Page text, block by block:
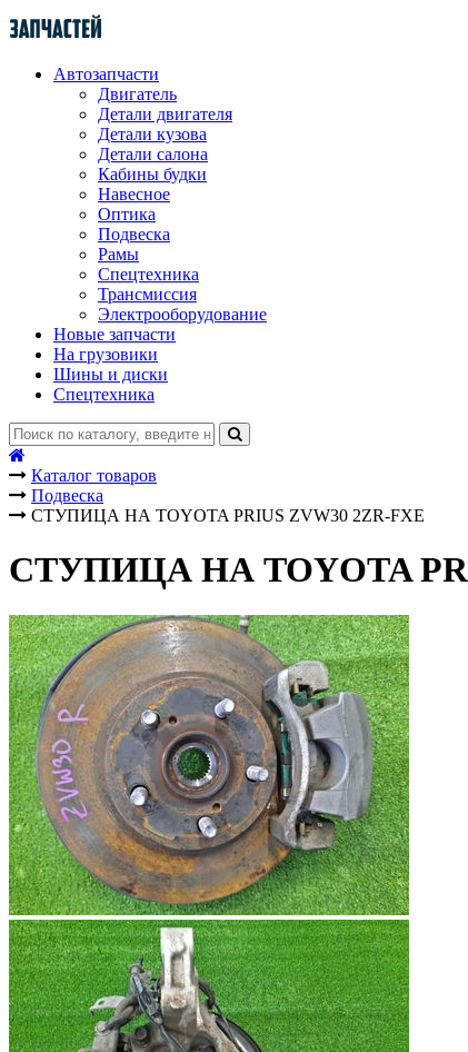
Автозапчасти
Двигатель
Детали двигателя
Детали кузова
Детали салона
Кабины будки
Навесное
Оптика
Подвеска
Рамы
Спецтехника
Трансмиссия
Электрооборудование
Новые запчасти
На грузовики
Шины и диски
Спецтехника
Каталог товаров
Подвеска
СТУПИЦА НА TOYOTA PRIUS ZVW30 2ZR-FXE
СТУПИЦА НА TOYOTA